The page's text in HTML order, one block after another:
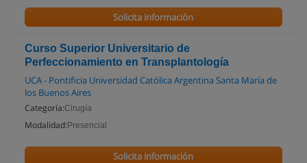
Solicita información
Curso Superior Universitario de
Perfeccionamiento en Transplantología
UCA - Pontificia Universidad Católica Argentina Santa María de
los Buenos Aires
Categoría:Cirugía
Modalidad: Presencial
Solicita información